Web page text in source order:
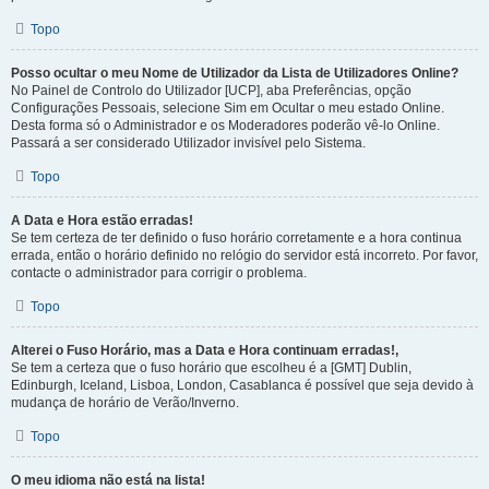
Topo
Posso ocultar o meu Nome de Utilizador da Lista de Utilizadores Online?
No Painel de Controlo do Utilizador [UCP], aba Preferências, opção
Configurações Pessoais, selecione Sim em Ocultar o meu estado Online.
Desta forma só o Administrador e os Moderadores poderão vê-lo Online.
Passará a ser considerado Utilizador invisível pelo Sistema.
Topo
A Data e Hora estão erradas!
Se tem certeza de ter definido o fuso horário corretamente e a hora continua
errada, então o horário definido no relógio do servidor está incorreto. Por favor,
contacte o administrador para corrigir o problema.
Topo
Alterei o Fuso Horário, mas a Data e Hora continuam erradas!,
Se tem a certeza que o fuso horário que escolheu é a [GMT] Dublin,
Edinburgh, Iceland, Lisboa, London, Casablanca é possível que seja devido à
mudança de horário de Verão/Inverno.
Topo
O meu idioma não está na lista!